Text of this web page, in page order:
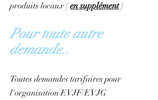
produits locaux (en supplément)
Pour toute autre
demande..
Toutes demandes tarifaires pour
l'organisation EVJF/EVJG